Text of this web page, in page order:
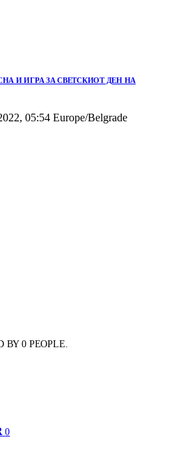
И ИГРА ЗА СВЕТСКИОТ ДЕН НА
05:54 Europe/Belgrade
BY0 PEOPLE.
0